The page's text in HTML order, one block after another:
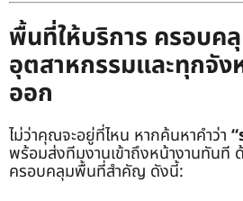
พื้นที่ให้บริการ ครอบค
อุตสาหกรรมและทุกจัง
ออก
ไม่ว่าคุณจะอยู่ที่ไหน หากค้นหาคำว่า
พร้อมส่งทีมงานเข้าถึงหน้างานทันที
ครอบคลุมพื้นที่สำคัญ ดังนี้: